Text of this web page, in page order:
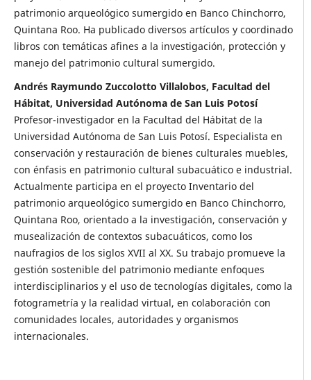
patrimonio arqueológico sumergido en Banco Chinchorro,
Quintana Roo. Ha publicado diversos artículos y coordinado
libros con temáticas afines a la investigación, protección y
manejo del patrimonio cultural sumergido.
Andrés Raymundo Zuccolotto Villalobos, Facultad del
Hábitat, Universidad Autónoma de San Luis Potosí
Profesor-investigador en la Facultad del Hábitat de la
Universidad Autónoma de San Luis Potosí. Especialista en
conservación y restauración de bienes culturales muebles,
con énfasis en patrimonio cultural subacuático e industrial.
Actualmente participa en el proyecto Inventario del
patrimonio arqueológico sumergido en Banco Chinchorro,
Quintana Roo, orientado a la investigación, conservación y
musealización de contextos subacuáticos, como los
naufragios de los siglos XVII al XX. Su trabajo promueve la
gestión sostenible del patrimonio mediante enfoques
interdisciplinarios y el uso de tecnologías digitales, como la
fotogrametría y la realidad virtual, en colaboración con
comunidades locales, autoridades y organismos
internacionales.